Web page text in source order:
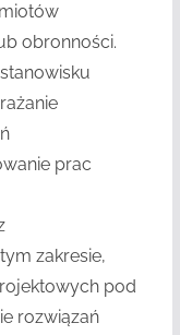
obronności.
prac
zakresie,
pod
rozwiązań